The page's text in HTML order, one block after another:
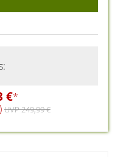
€*
UVP 249,99 €